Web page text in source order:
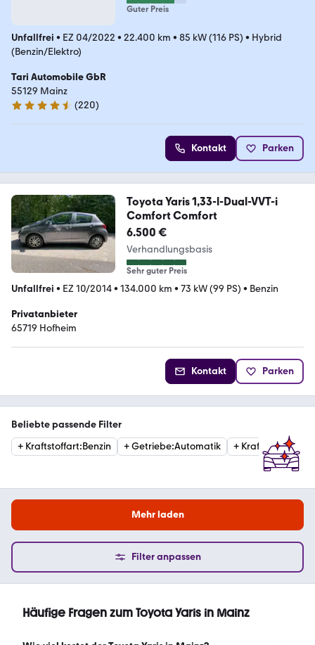
Guter Preis
Unfallfrei • EZ 04/2022 • 22.400 km • 85 kW (116 PS) • Hybrid
(Benzin/Elektro)
Tari Automobile GbR
55129 Mainz
4.7 Sterne
(220)
Kontakt Parken
Toyota Yaris 1,33-l-Dual-VVT-i
Comfort Comfort
6.500 €
Verhandlungsbasis
Sehr guter Preis
Unfallfrei • EZ 10/2014• 134.000 km • 73 kW (99 PS) • Benzin
Privatanbieter
65719 Hofheim
Kontakt Parken
Beliebte passende Filter
+ Kraftstoffart:Benzin +Getriebe:Automatik + Kraftstoffart
Mehr laden
Filter anpassen
Häufige Fragen zum Toyota Yaris in Mainz